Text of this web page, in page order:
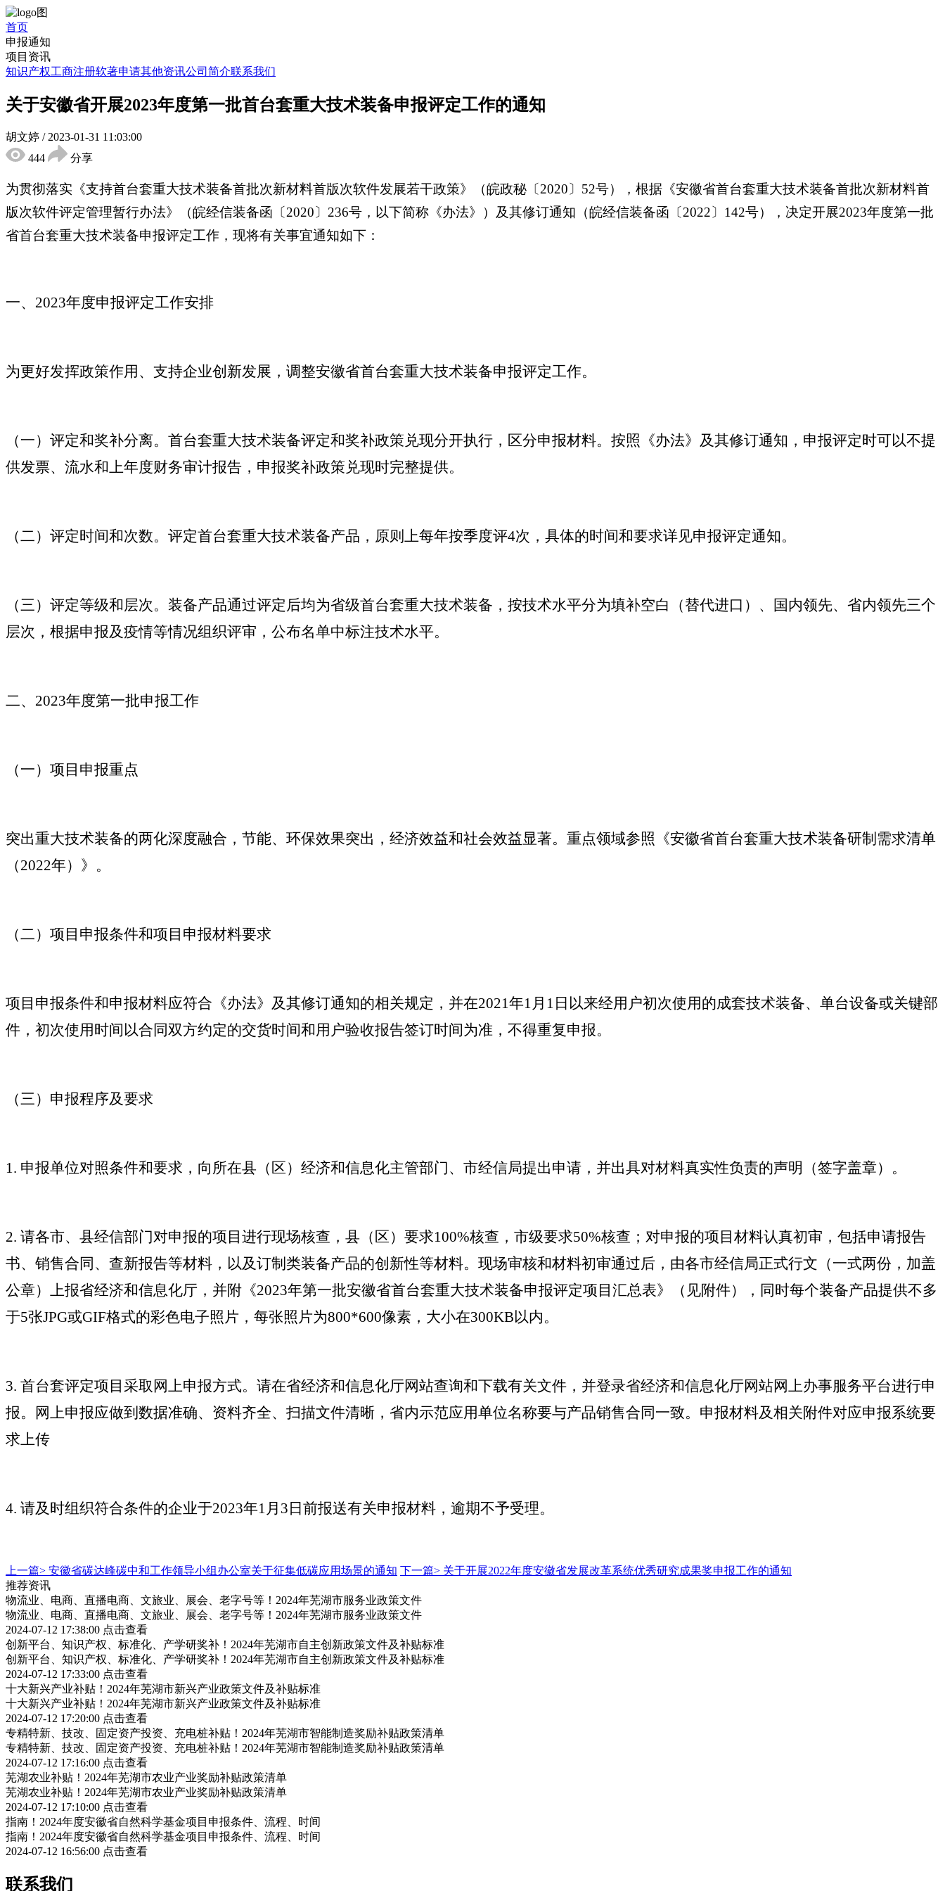
首页
申报通知
项目资讯
知识产权工商注册软著申请其他资讯公司简介联系我们
关于安徽省开展2023年度第一批首台套重大技术装备申报评定工作的通知
胡文婷 / 2023-01-31 11:03:00
444
分享
为贯彻落实《支持首台套重大技术装备首批次新材料首版次软件发展若干政策》（皖政秘〔2020〕52号），根据《安徽省首台套重大技术装备首批次新材料首
版次软件评定管理暂行办法》（皖经信装备函〔2020〕236号，以下简称《办法》）及其修订通知（皖经信装备函〔2022〕142号），决定开展2023年度第一批
省首台套重大技术装备申报评定工作，现将有关事宜通知如下：
一、2023年度申报评定工作安排
为更好发挥政策作用、支持企业创新发展，调整安徽省首台套重大技术装备申报评定工作。
（一）评定和奖补分离。首台套重大技术装备评定和奖补政策兑现分开执行，区分申报材料。按照《办法》及其修订通知，申报评定时可以不提
供发票、流水和上年度财务审计报告，申报奖补政策兑现时完整提供。
（二）评定时间和次数。评定首台套重大技术装备产品，原则上每年按季度评4次，具体的时间和要求详见申报评定通知。
（三）评定等级和层次。装备产品通过评定后均为省级首台套重大技术装备，按技术水平分为填补空白（替代进口）、国内领先、省内领先三个
层次，根据申报及疫情等情况组织评审，公布名单中标注技术水平。
二、2023年度第一批申报工作
（一）项目申报重点
突出重大技术装备的两化深度融合，节能、环保效果突出，经济效益和社会效益显著。重点领域参照《安徽省首台套重大技术装备研制需求清单
（2022年）》。
（二）项目申报条件和项目申报材料要求
项目申报条件和申报材料应符合《办法》及其修订通知的相关规定，并在2021年1月1日以来经用户初次使用的成套技术装备、单台设备或关键部
件，初次使用时间以合同双方约定的交货时间和用户验收报告签订时间为准，不得重复申报。
（三）申报程序及要求
1. 申报单位对照条件和要求，向所在县（区）经济和信息化主管部门、市经信局提出申请，并出具对材料真实性负责的声明（签字盖章）。
2. 请各市、县经信部门对申报的项目进行现场核查，县（区）要求100%核查，市级要求50%核查；对申报的项目材料认真初审，包括申请报告
书、销售合同、查新报告等材料，以及订制类装备产品的创新性等材料。现场审核和材料初审通过后，由各市经信局正式行文（一式两份，加盖
公章）上报省经济和信息化厅，并附《2023年第一批安徽省首台套重大技术装备申报评定项目汇总表》（见附件），同时每个装备产品提供不多
于5张JPG或GIF格式的彩色电子照片，每张照片为800*600像素，大小在300KB以内。
3. 首台套评定项目采取网上申报方式。请在省经济和信息化厅网站查询和下载有关文件，并登录省经济和信息化厅网站网上办事服务平台进行申
报。网上申报应做到数据准确、资料齐全、扫描文件清晰，省内示范应用单位名称要与产品销售合同一致。申报材料及相关附件对应申报系统要
求上传
4. 请及时组织符合条件的企业于2023年1月3日前报送有关申报材料，逾期不予受理。
上一篇> 安徽省碳达峰碳中和工作领导小组办公室关于征集低碳应用场景的通知 下一篇> 关于开展2022年度安徽省发展改革系统优秀研究成果奖申报工作的通知
推荐资讯
物流业、电商、直播电商、文旅业、展会、老字号等！2024年芜湖市服务业政策文件
物流业、电商、直播电商、文旅业、展会、老字号等！2024年芜湖市服务业政策文件
2024-07-12 17:38:00 点击查看
创新平台、知识产权、标准化、产学研奖补！2024年芜湖市自主创新政策文件及补贴标准
创新平台、知识产权、标准化、产学研奖补！2024年芜湖市自主创新政策文件及补贴标准
2024-07-12 17:33:00 点击查看
十大新兴产业补贴！2024年芜湖市新兴产业政策文件及补贴标准
十大新兴产业补贴！2024年芜湖市新兴产业政策文件及补贴标准
2024-07-12 17:20:00 点击查看
专精特新、技改、固定资产投资、充电桩补贴！2024年芜湖市智能制造奖励补贴政策清单
专精特新、技改、固定资产投资、充电桩补贴！2024年芜湖市智能制造奖励补贴政策清单
2024-07-12 17:16:00 点击查看
芜湖农业补贴！2024年芜湖市农业产业奖励补贴政策清单
芜湖农业补贴！2024年芜湖市农业产业奖励补贴政策清单
2024-07-12 17:10:00 点击查看
指南！2024年度安徽省自然科学基金项目申报条件、流程、时间
指南！2024年度安徽省自然科学基金项目申报条件、流程、时间
2024-07-12 16:56:00 点击查看
联系我们